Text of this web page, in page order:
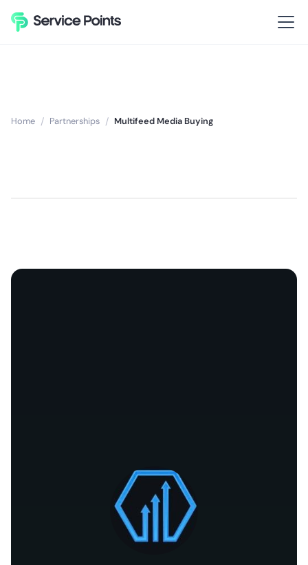
Home / Partnerships / Multifeed Media Buying